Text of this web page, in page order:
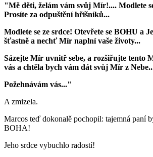
"Mě děti, želám vám svůj Mír!.... Modlete
Prosíte za odpuštění hříšníků...
Modlete se ze srdce! Otevřete se BOHU a
šťastně a nechť Mír naplní vaše životy...
Sázejte Mír uvnitř sebe, a rozšiřujte tento
vás a chtěla bych vám dát svůj Mír z
Požehnávám vás..."
A zmizela.
Marcos teď dokonalě pochopil: tajemná paní
BOHA!
Jeho srdce vybuchlo radostí!